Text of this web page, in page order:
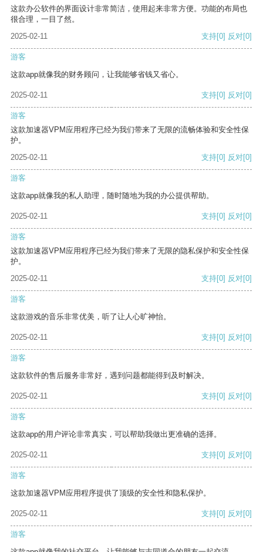
这款办公软件的界面设计非常简洁，使用起来非常方便。功能的布局也
很合理，一目了然。
2025-02-11
支持[0] 反对[0]
游客
这款app就像我的财务顾问，让我能够省钱又省心。
2025-02-11 支持[0] 反对[0]
游客
这款加速器VPM应用程序已经为我们带来了无限的流畅体验和安全性保
护。
2025-02-11
支持[0] 反对[0]
游客
这款app就像我的私人助理，随时随地为我的办公提供帮助。
2025-02-11 支持[0] 反对[0]
游客
这款加速器VPM应用程序已经为我们带来了无限的隐私保护和安全性保
护。
2025-02-11
支持[0] 反对[0]
游客
这款游戏的音乐非常优美，听了让人心旷神怡。
2025-02-11 支持[0] 反对[0]
游客
这款软件的售后服务非常好，遇到问题都能得到及时解决。
2025-02-11 支持[0] 反对[0]
游客
这款app的用户评论非常真实，可以帮助我做出更准确的选择。
2025-02-11 支持[0] 反对[0]
游客
这款加速器VPM应用程序提供了顶级的安全性和隐私保护。
2025-02-11 支持[0] 反对[0]
游客